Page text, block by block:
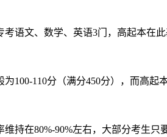
语文、数学、英语3门，高起本在
100-110分（满分450分），而高起
持在80%-90%左右，大部分考生只